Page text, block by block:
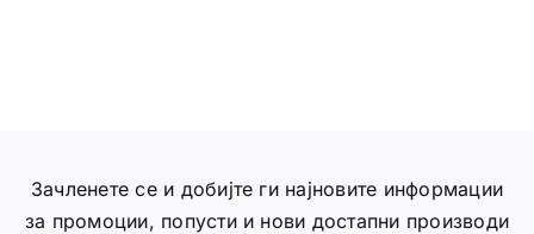
Зачленете се и добијте ги најновите информации
за промоции, попусти и нови достапни производи